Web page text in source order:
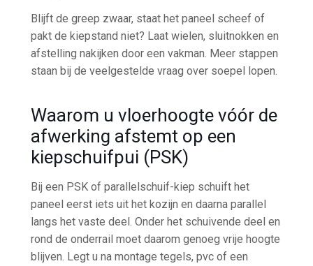
Blijft de greep zwaar, staat het paneel scheef of
pakt de kiepstand niet? Laat wielen, sluitnokken en
afstelling nakijken door een vakman. Meer stappen
staan bij de veelgestelde vraag over soepel lopen.
Waarom u vloerhoogte vóór de
afwerking afstemt op een
kiepschuifpui (PSK)
Bij een PSK of parallelschuif-kiep schuift het
paneel eerst iets uit het kozijn en daarna parallel
langs het vaste deel. Onder het schuivende deel en
rond de onderrail moet daarom genoeg vrije hoogte
blijven. Legt u na montage tegels, pvc of een